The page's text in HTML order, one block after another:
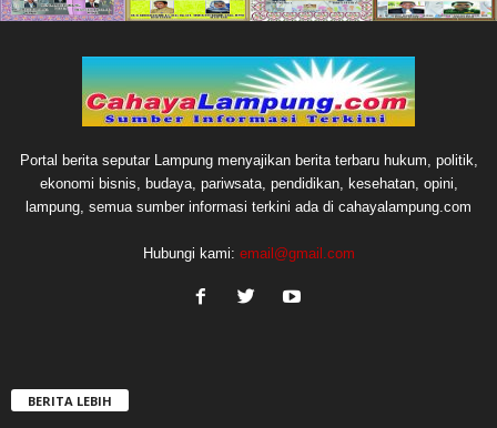
Portal berita seputar Lampung menyajikan berita terbaru hukum, politik,
ekonomi bisnis, budaya, pariwsata, pendidikan, kesehatan, opini,
lampung, semua sumber informasi terkini ada di cahayalampung.com
Hubungi kami: email@gmail.com
BERITA LEBIH